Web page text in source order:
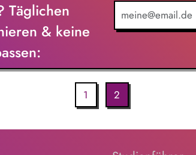
Täglichen
& keine
1 2